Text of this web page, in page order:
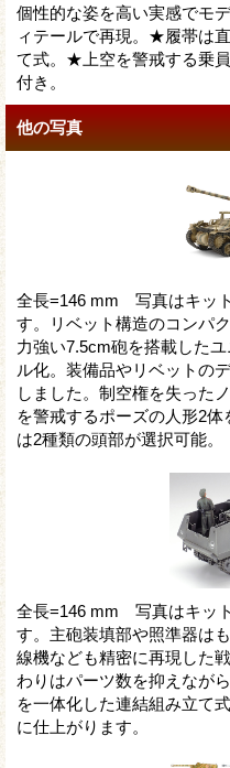
個性的な姿を高い実感でモ
ィテールで再現。★履帯は
て式。★上空を警戒する乗
付き。
他の写真
全長=146 mm 写真はキッ
す。リベット構造のコンパ
力強い7.5cm砲を搭載した
ル化。装備品やリベットの
しました。制空権を失った
を警戒するポーズの人形2
は2種類の頭部が選択可能。
全長=146 mm 写真はキッ
す。主砲装填部や照準器は
線機なども精密に再現した
わりはパーツ数を抑えなが
を一体化した連結組み立て
に仕上がります。